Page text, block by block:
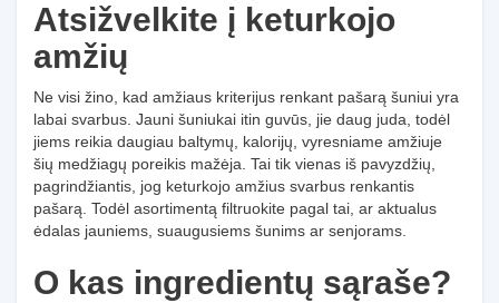
Atsižvelkite į keturkojo
amžių
Ne visi žino, kad amžiaus kriterijus renkant pašarą šuniui yra
labai svarbus. Jauni šuniukai itin guvūs, jie daug juda, todėl
jiems reikia daugiau baltymų, kalorijų, vyresniame amžiuje
šių medžiagų poreikis mažėja. Tai tik vienas iš pavyzdžių,
pagrindžiantis, jog keturkojo amžius svarbus renkantis
pašarą. Todėl asortimentą filtruokite pagal tai, ar aktualus
ėdalas jauniems, suaugusiems šunims ar senjorams.
O kas ingredientų sąraše?